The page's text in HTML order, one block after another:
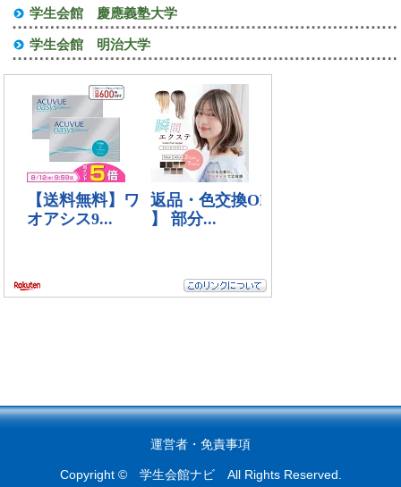
学生会館 慶應義塾大学
学生会館 明治大学
運営者 ・ 免責事項
Copyright © 学生会館ナビ All Rights Reserved.